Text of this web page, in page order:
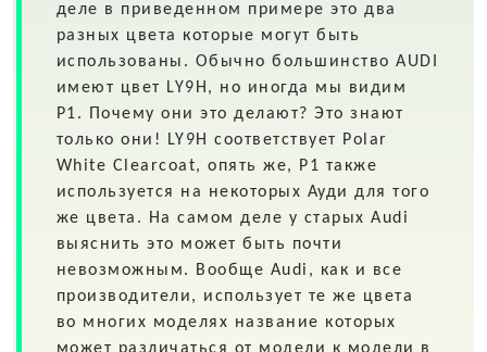
деле в приведенном примере это два
разных цвета которые могут быть
использованы. Обычно большинство AUDI
имеют цвет LY9H, но иногда мы видим
P1. Почему они это делают? Это знают
только они! LY9H соответствует Polar
White Clearcoat, опять же, P1 также
используется на некоторых Ауди для того
же цвета. На самом деле у старых Audi
выяснить это может быть почти
невозможным. Вообще Audi, как и все
производители, использует те же цвета
во многих моделях название которых